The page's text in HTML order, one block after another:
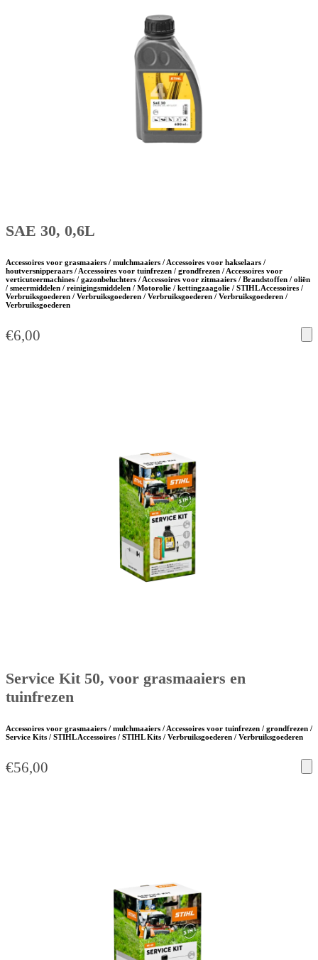
SAE 30, 0,6L
Accessoires voor grasmaaiers / mulchmaaiers / Accessoires voor hakselaars /
houtversnipperaars / Accessoires voor tuinfrezen / grondfrezen / Accessoires voor
verticuteermachines / gazonbeluchters / Accessoires voor zitmaaiers / Brandstoffen / oliën
/ smeermiddelen / reinigingsmiddelen / Motorolie / kettingzaagolie / STIHL Accessoires /
Verbruiksgoederen / Verbruiksgoederen / Verbruiksgoederen / Verbruiksgoederen /
Verbruiksgoederen
€6,00
Service Kit 50, voor grasmaaiers en
tuinfrezen
Accessoires voor grasmaaiers / mulchmaaiers / Accessoires voor tuinfrezen / grondfrezen /
Service Kits / STIHL Accessoires / STIHL Kits / Verbruiksgoederen / Verbruiksgoederen
€56,00